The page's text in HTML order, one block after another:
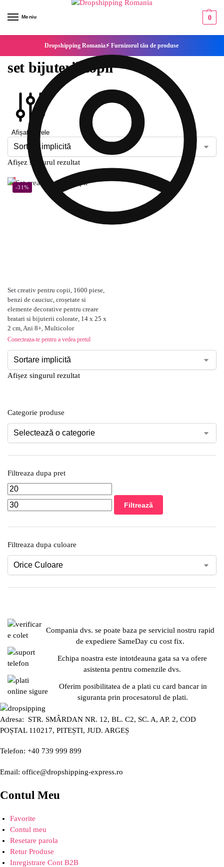
Meniu 0
Dropshipping Romania⚡ Furnizorul tău de produse
set bijuterii copii
Afișați filtrele
Afișez singurul rezultat
-31%
Set creativ pentru copii, 1600 piese,
benzi de cauciuc, croșetate si
elemente decorative pentru creare
bratari si bijuterii colorate, 14 x 25 x
2 cm, Ani 8+, Multicolor
Conecteaza-te pentru a vedea pretul
Afișez singurul rezultat
Categorie produse
Filtreaza dupa pret
Filtrează
Filtreaza dupa culoare
Compania dvs. se poate baza pe serviciul nostru rapid
de expediere SameDay cu cost fix.
Echipa noastra este intotdeauna gata sa va ofere
asistenta pentru comenzile dvs.
Oferim posibilitatea de a plati cu card bancar in
siguranta prin procesatorul de plati.
Adresa: STR. SMÂRDAN NR. 12, BL. C2, SC. A, AP. 2, COD
POȘTAL 110217, PITEȘTI, JUD. ARGEȘ
Telefon: +40 739 999 899
Email: office@dropshipping-express.ro
Contul Meu
Favorite
Contul meu
Resetare parola
Retur Produse
Inregistrare Cont B2B